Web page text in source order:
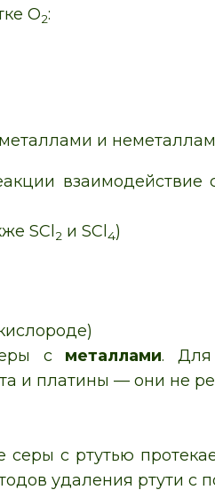
O2:
и
SCl 2 и SCl 4)
с металлами. Для
и платины — они не
с ртутью
удаления ртути с